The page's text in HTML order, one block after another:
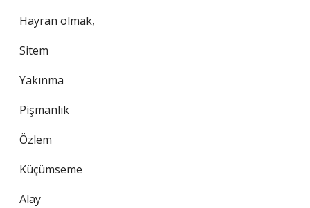
Hayran olmak,
Sitem
Yakınma
Pişmanlık
Özlem
Küçümseme
Alay